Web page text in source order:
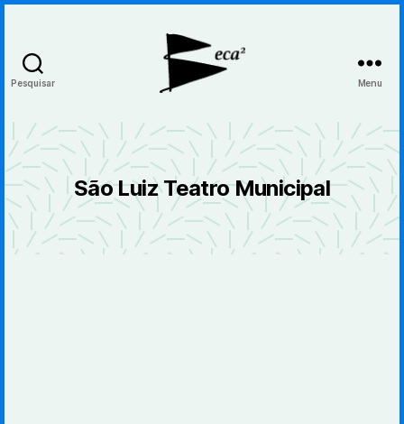
Pesquisar Menu
São Luiz Teatro Municipal